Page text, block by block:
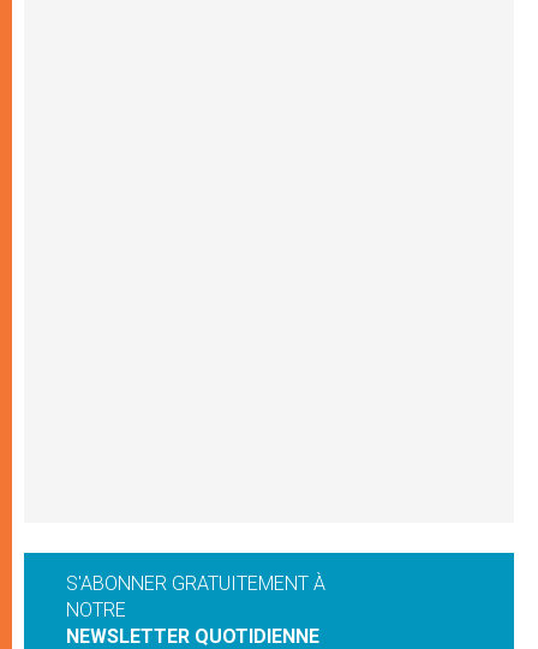
S'ABONNER GRATUITEMENT À
NOTRE
NEWSLETTER QUOTIDIENNE